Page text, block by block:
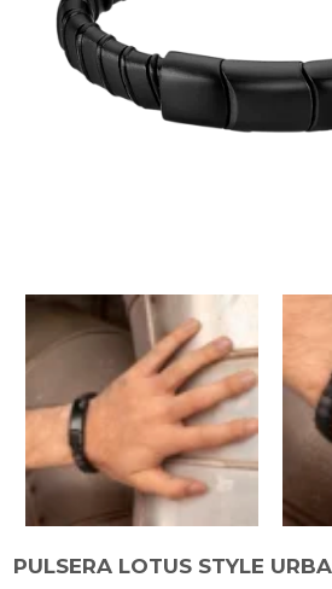
PULSERA LOTUS STYLE